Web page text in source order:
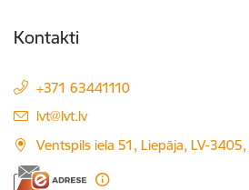
Kontakti
+371 63441110
E-pasts:
lvt@lvt.lv
Ventspils iela 51, Liepāja, LV-3405,